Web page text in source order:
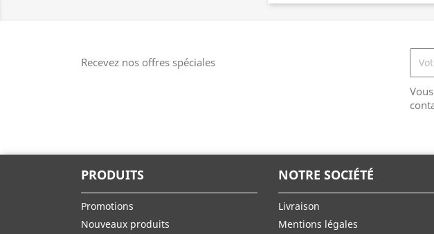
Recevez nos offres spéciales
PRODUITS
Promotions
Nouveaux produits
NOTRE SOCIÉTÉ
Livraison
Mentions légales